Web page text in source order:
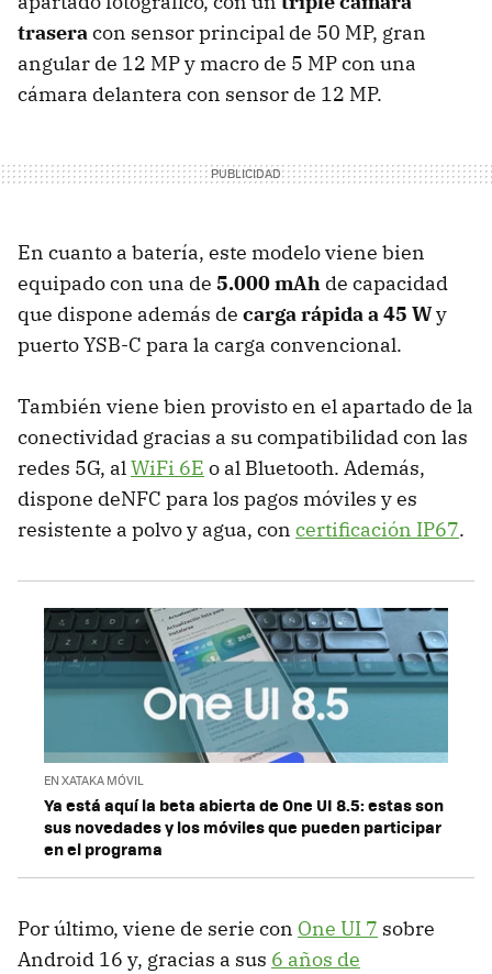
traseracon sensor principal de 50 MP, gran
angular de 12 MP y macro de 5 MP con una
cámara delantera con sensor de 12 MP.
En cuanto a batería, este modelo viene bien
equipado con una de 5.000 mAh de capacidad
que dispone además de carga rápida a 45 Wy
puerto YSB-C para la carga convencional.
También viene bien provisto en el apartado de la
conectividad gracias a su compatibilidad con las
redes 5G, alWiFi 6E o al Bluetooth. Además,
dispone deNFC para los pagos móviles y es
resistente a polvo y agua, con certificación IP67.
EN XATAKA MÓVIL
Ya está aquí la beta abierta de One UI 8.5: estas son
sus novedades y los móviles que pueden participar
en el programa
Por último, viene de serie con One UI 7 sobre
Android 16 y, gracias a sus 6 años de